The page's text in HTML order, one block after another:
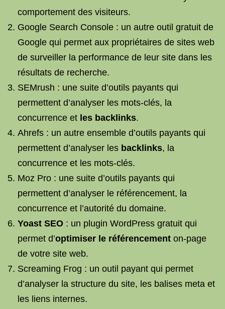
comportement des visiteurs.
Google Search Console : un autre outil gratuit de
Google qui permet aux propriétaires de sites web
de surveiller la performance de leur site dans les
résultats de recherche.
SEMrush : une suite d’outils payants qui
permettent d’analyser les mots-clés, la
concurrence et les backlinks.
Ahrefs : un autre ensemble d’outils payants qui
permettent d’analyser les backlinks, la
concurrence et les mots-clés.
Moz Pro : une suite d’outils payants qui
permettent d’analyser le référencement, la
concurrence et l’autorité du domaine.
Yoast SEO : un plugin WordPress gratuit qui
permet d’optimiser le référencement on-page
de votre site web.
Screaming Frog : un outil payant qui permet
d’analyser la structure du site, les balises meta et
les liens internes.